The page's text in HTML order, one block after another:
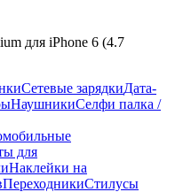
для iPhone 6 (4.7
Сетевые зарядкиДата-
НаушникиСелфи палка /
для
Наклейки на
ПереходникиСтилусы